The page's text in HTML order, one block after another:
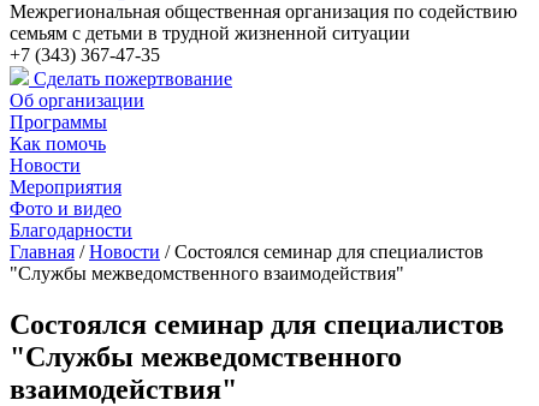
Межрегиональная общественная организация по содействию
семьям с детьми в трудной жизненной ситуации
+7 (343) 367-47-35
Сделать пожертвование
Об организации
Программы
Как помочь
Новости
Мероприятия
Фото и видео
Благодарности
Главная /Новости /Состоялся семинар для специалистов
"Службы межведомственного взаимодействия"
Состоялся семинар для специалистов
"Службы межведомственного
взаимодействия"